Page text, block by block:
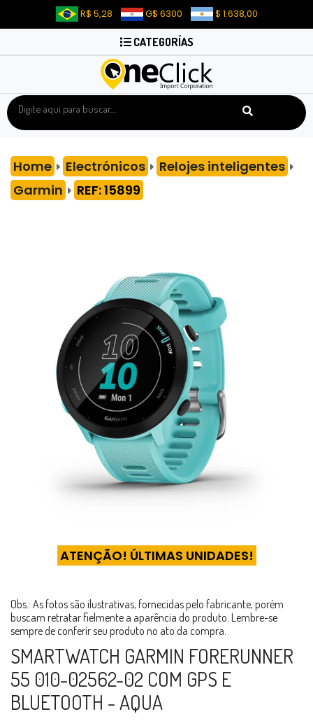
R$ 5,28 G$ 6300 $ 1.638,00
CATEGORÍAS
Home Electrónicos
Relojes inteligentes
Garmin
REF: 15899
ATENÇÃO! ÚLTIMAS UNIDADES!
Obs.: As fotos são ilustrativas, fornecidas pelo fabricante, porém
buscam retratar fielmente a aparência do produto. Lembre-se
sempre de conferir seu produto no ato da compra.
SMARTWATCH GARMIN FORERUNNER
55 010-02562-02 COM GPS E
BLUETOOTH - AQUA